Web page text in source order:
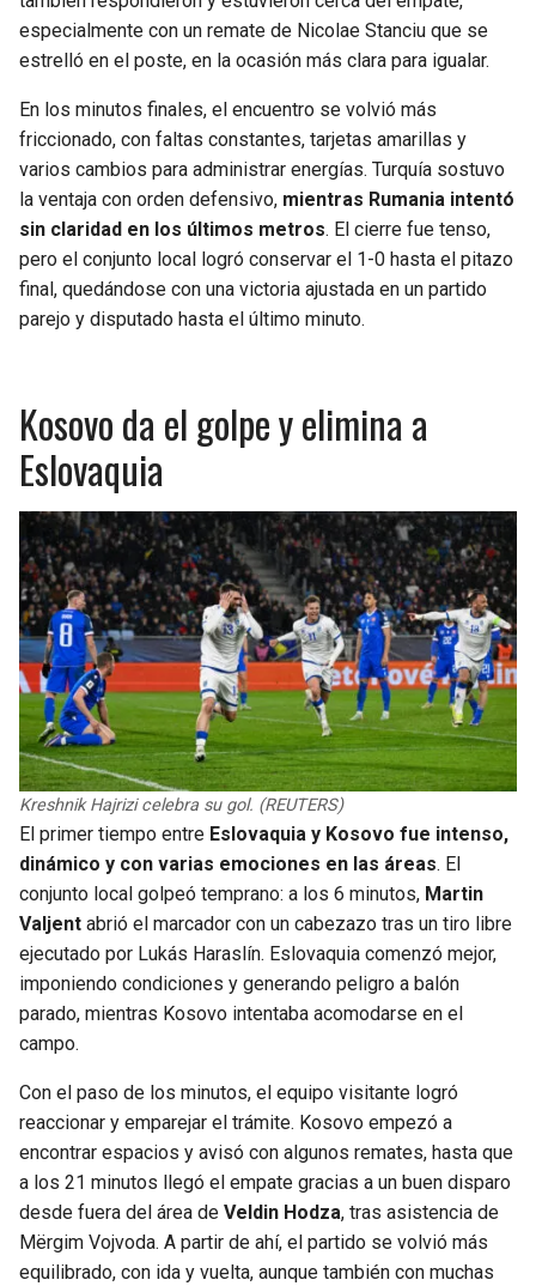
especialmente con un remate de Nicolae Stanciu que se
estrelló en el poste, en la ocasión más clara para igualar.
En los minutos finales, el encuentro se volvió más
friccionado, con faltas constantes, tarjetas amarillas y
varios cambios para administrar energías. Turquía sostuvo
la ventaja con orden defensivo, mientras Rumania intentó
sin claridad en los últimos metros. El cierre fue tenso,
pero el conjunto local logró conservar el 1-0 hasta el pitazo
final, quedándose con una victoria ajustada en un partido
parejo y disputado hasta el último minuto.
Kosovo da el golpe y elimina a
Eslovaquia
Kreshnik Hajrizi celebra su gol. (REUTERS)
El primer tiempo entre Eslovaquia y Kosovo fue intenso,
dinámico y con varias emociones en las áreas. El
conjunto local golpeó temprano: a los 6 minutos, Martin
Valjent abrió el marcador con un cabezazo tras un tiro libre
ejecutado por Lukás Haraslín. Eslovaquia comenzó mejor,
imponiendo condiciones y generando peligro a balón
parado, mientras Kosovo intentaba acomodarse en el
campo.
Con el paso de los minutos, el equipo visitante logró
reaccionar y emparejar el trámite. Kosovo empezó a
encontrar espacios y avisó con algunos remates, hasta que
a los 21 minutos llegó el empate gracias a un buen disparo
desde fuera del área de Veldin Hodza, tras asistencia de
Mërgim Vojvoda. A partir de ahí, el partido se volvió más
equilibrado, con ida y vuelta, aunque también con muchas